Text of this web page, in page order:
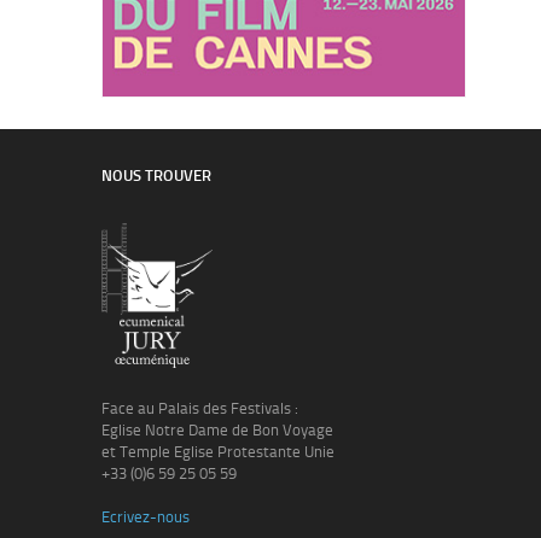
NOUS TROUVER
Face au Palais des Festivals :
Eglise Notre Dame de Bon Voyage
et Temple Eglise Protestante Unie
+33 (0)6 59 25 05 59
Ecrivez-nous